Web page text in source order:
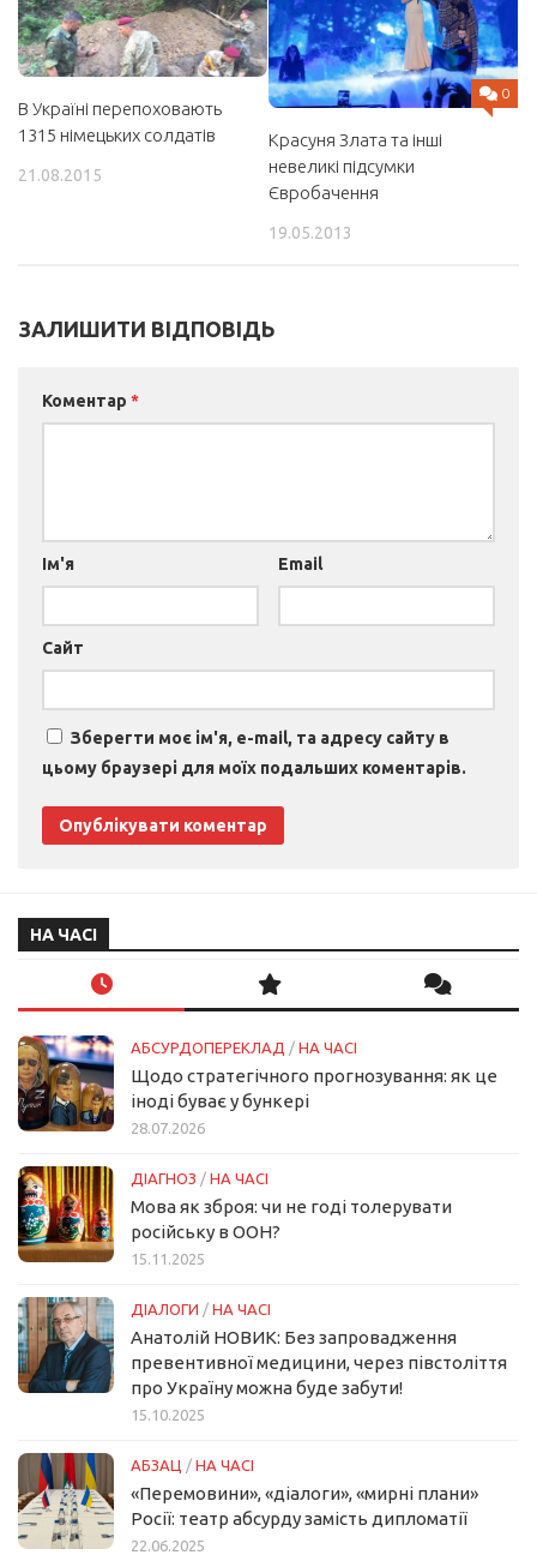
В Україні перепоховають
1315 німецьких солдатів
21.08.2015
0
Красуня Злата та інші
невеликі підсумки
Євробачення
19.05.2013
ЗАЛИШИТИ ВІДПОВІДЬ
Коментар *
Ім'я Email
Сайт
Зберегти моє ім'я, e-mail, та адресу сайту в
цьому браузері для моїх подальших коментарів.
НА ЧАСІ
АБСУРДОПЕРЕКЛАД / НА ЧАСІ
Щодо стратегічного прогнозування: як це
іноді буває у бункері
28.07.2026
ДІАГНОЗ / НА ЧАСІ
Мова як зброя: чи не годі толерувати
російську в ООН?
15.11.2025
ДІАЛОГИ / НА ЧАСІ
Анатолій НОВИК: Без запровадження
превентивної медицини, через півстоліття
про Україну можна буде забути!
15.10.2025
АБЗАЦ / НА ЧАСІ
«Перемовини», «діалоги», «мирні плани»
Росії: театр абсурду замість дипломатії
22.06.2025